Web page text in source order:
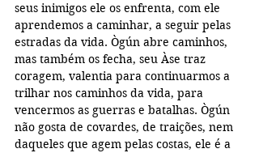
seus inimigos ele os enfrenta, com ele
aprendemos a caminhar, a seguir pelas
estradas da vida. Ògún abre caminhos,
mas também os fecha, seu Àse traz
coragem, valentia para continuarmos a
trilhar nos caminhos da vida, para
vencermos as guerras e batalhas. Ògún
não gosta de covardes, de traições, nem
daqueles que agem pelas costas, ele é a